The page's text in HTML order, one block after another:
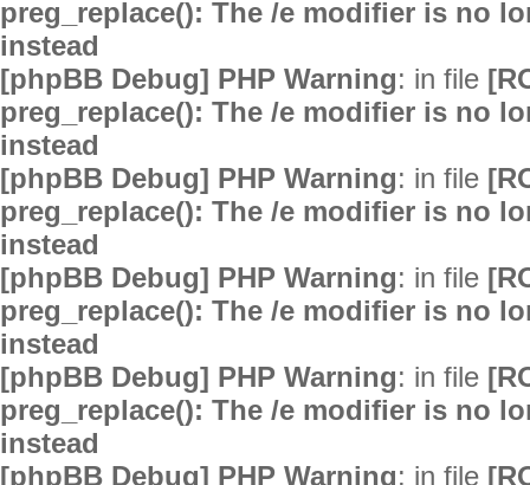
preg_replace(): The /e modifier is no
instead
[phpBB Debug] PHP Warning: in file
preg_replace(): The /e modifier is no
instead
[phpBB Debug] PHP Warning: in file
preg_replace(): The /e modifier is no
instead
[phpBB Debug] PHP Warning: in file
preg_replace(): The /e modifier is no
instead
[phpBB Debug] PHP Warning: in file
preg_replace(): The /e modifier is no
instead
[phpBB Debug] PHP Warning: in file